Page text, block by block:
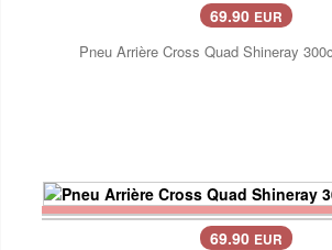
69.90 EUR
Pneu Arrière Cross Quad Shineray
69.90 EUR